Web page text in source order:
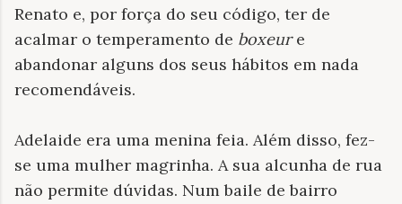
Renato e, por força do seu código, ter de
acalmar o temperamento de boxeure
abandonar alguns dos seus hábitos em nada
recomendáveis.
Adelaide era uma menina feia. Além disso, fez-
se uma mulher magrinha. A sua alcunha de rua
não permite dúvidas. Num baile de bairro